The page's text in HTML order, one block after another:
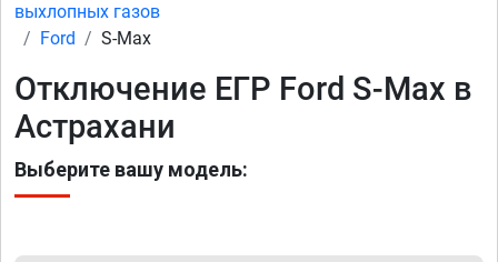
выхлопных газов
Ford
S-Max
Отключение ЕГР Ford S-Max в
Астрахани
Выберите вашу модель: